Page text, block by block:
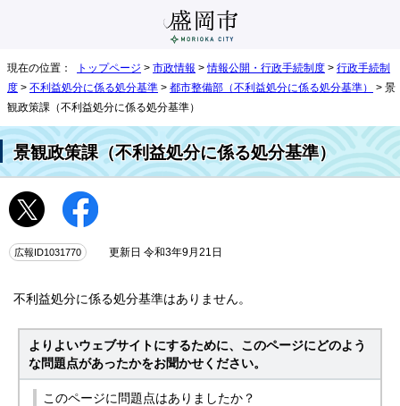
現在の位置： トップページ > 市政情報 >情報公開・行政手続制度 > 行政手続制
度 > 不利益処分に係る処分基準 > 都市整備部（不利益処分に係る処分基準）
> 景
観政策課（不利益処分に係る処分基準）
景観政策課（不利益処分に係る処分基準）
広報ID1031770 更新日 令和3年9月21日
不利益処分に係る処分基準はありません。
よりよいウェブサイトにするために、このページにどのよう
な問題点があったかをお聞かせください。
このページに問題点はありましたか？